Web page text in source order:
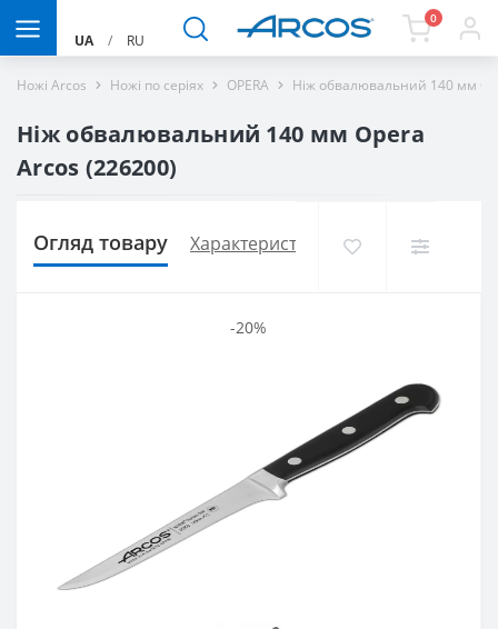
UA / RU
0
Ножі Arcos Ножі по серіях OPERA Ніж обвалювальний 140 мм
Ніж обвалювальний 140 мм Opera
Arcos (226200)
Огляд товару Характеристики Доставка і
-20%